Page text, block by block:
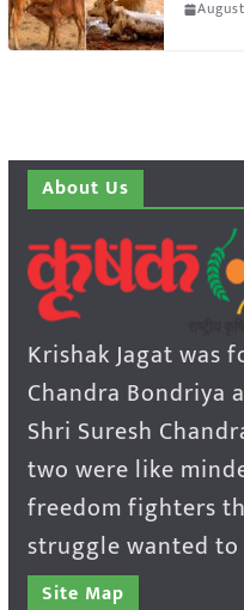
About Us
Krishak Jagat was
Chandra Bondriya
Shri Suresh
two were like
freedom fighters
struggle wanted
Site Map